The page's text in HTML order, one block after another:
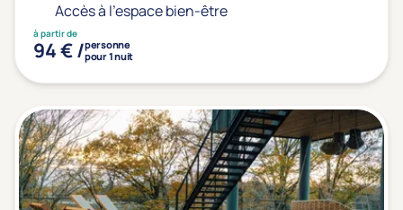
Accès à l'espace bien-être
à partir de
94 € /personne
pour 1 nuit